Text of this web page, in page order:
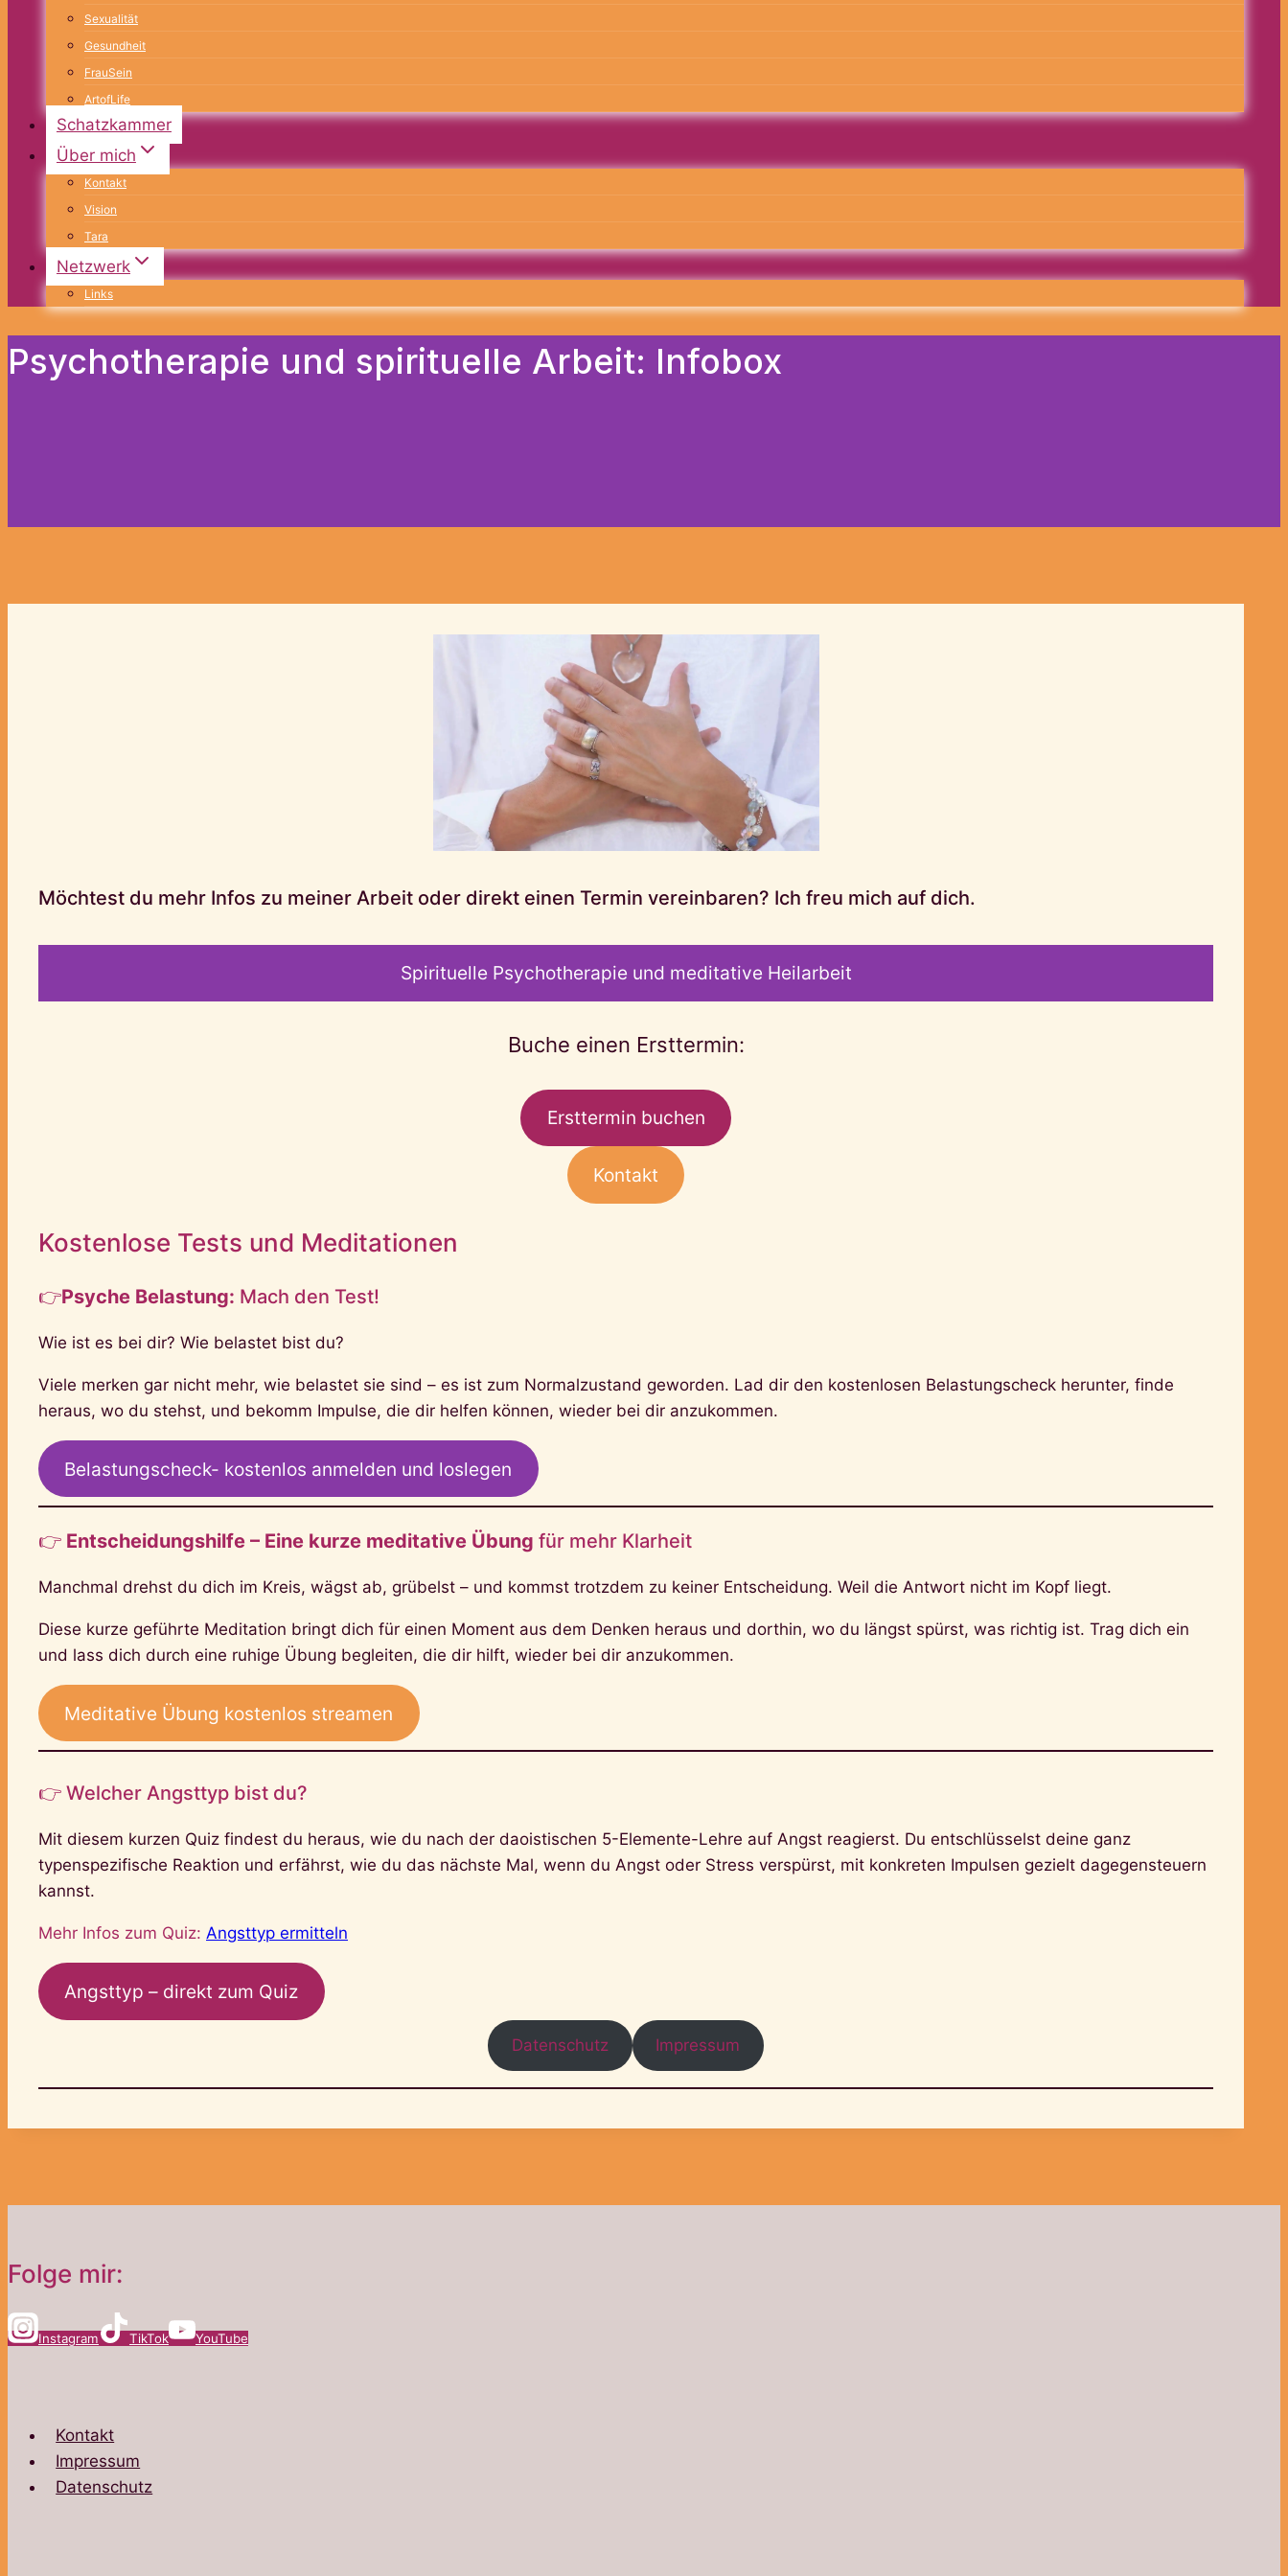
Sexualität
Gesundheit
FrauSein
ArtofLife
Schatzkammer
Über mich
Kontakt
Vision
Tara
Netzwerk
Links
Psychotherapie und spirituelle Arbeit: Infobox
Möchtest du mehr Infos zu meiner Arbeit oder direkt einen Termin vereinbaren? Ich freu mich auf dich.
Spirituelle Psychotherapie und meditative Heilarbeit
Buche einen Ersttermin:
Ersttermin buchen
Kontakt
Kostenlose Tests und Meditationen
👉Psyche Belastung: Mach den Test!
Wie ist es bei dir? Wie belastet bist du?
Viele merken gar nicht mehr, wie belastet sie sind – es ist zum Normalzustand geworden. Lad dir den kostenlosen Belastungscheck herunter, finde
heraus, wo du stehst, und bekomm Impulse, die dir helfen können, wieder bei dir anzukommen.
Belastungscheck- kostenlos anmelden und loslegen
👉 Entscheidungshilfe – Eine kurze meditative Übung für mehr Klarheit
Manchmal drehst du dich im Kreis, wägst ab, grübelst – und kommst trotzdem zu keiner Entscheidung. Weil die Antwort nicht im Kopf liegt.
Diese kurze geführte Meditation bringt dich für einen Moment aus dem Denken heraus und dorthin, wo du längst spürst, was richtig ist. Trag dich ein
und lass dich durch eine ruhige Übung begleiten, die dir hilft, wieder bei dir anzukommen.
Meditative Übung kostenlos streamen
👉 Welcher Angsttyp bist du?
Mit diesem kurzen Quiz findest du heraus, wie du nach der daoistischen 5-Elemente-Lehre auf Angst reagierst. Du entschlüsselst deine ganz
typenspezifische Reaktion und erfährst, wie du das nächste Mal, wenn du Angst oder Stress verspürst, mit konkreten Impulsen gezielt dagegensteuern
kannst.
Mehr Infos zum Quiz: Angsttyp ermitteln
Angsttyp – direkt zum Quiz
Datenschutz Impressum
Folge mir:
Instagram TikTok YouTube
Kontakt
Impressum
Datenschutz